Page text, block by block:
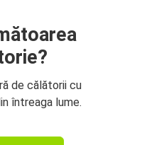
de călătorii cu
întreaga lume.